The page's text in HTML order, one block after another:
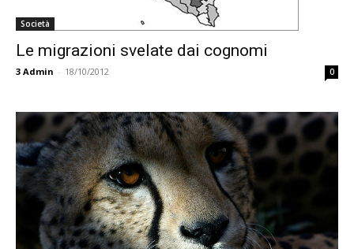
Società
Le migrazioni svelate dai cognomi
3 Admin - 18/10/2012 0